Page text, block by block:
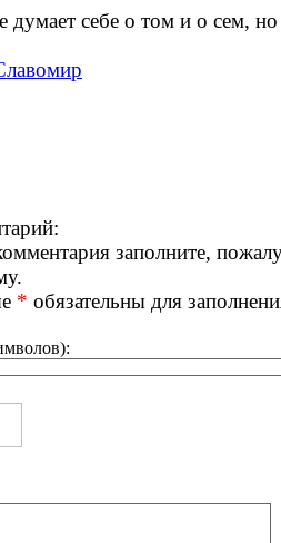
думает себе о том и о сем, но
заполните,
* обязательны для